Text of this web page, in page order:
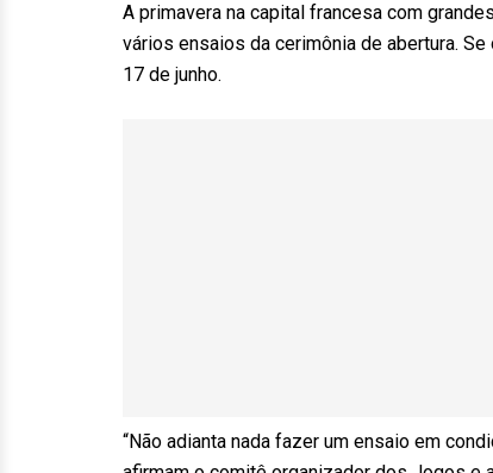
A primavera na capital francesa com
vários ensaios da cerimônia de abertura.
17 de junho.
“Não adianta nada fazer um ensaio em